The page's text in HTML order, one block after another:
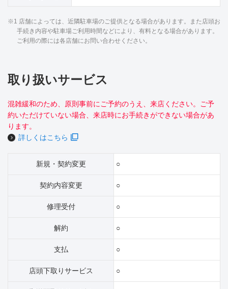
※1 店舗によっては、近隣駐車場のご提供となる場合があります。また店頭お
手続き内容や駐車場ご利用時間などにより、有料となる場合があります。
ご利用の際には各店舗にお問い合わせください。
取り扱いサービス
混雑緩和のため、原則事前にご予約のうえ、来店ください。ご予
約いただけていない場合、来店時にお手続きができない場合があ
ります。
詳しくはこちら
新規・契約変更 ○
契約内容変更 ○
修理受付 ○
解約 ○
支払 ○
店頭下取りサービス ○